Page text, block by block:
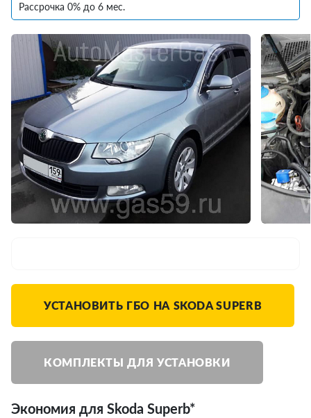
Рассрочка 0% до 6 мес.
УСТАНОВИТЬ ГБО НА SKODA SUPERB
КОМПЛЕКТЫ ДЛЯ УСТАНОВКИ
Экономия для Skoda Superb*